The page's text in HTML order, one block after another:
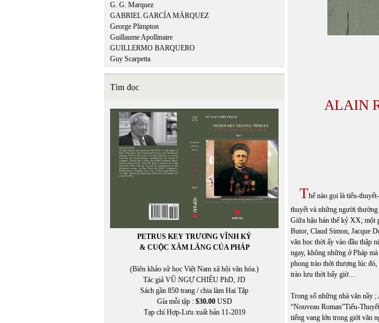
G. G. Marquez
GABRIEL GARCÍA MÁRQUEZ
George Plimpton
Guillaume Apollinaire
GUILLERMO BARQUERO
Guy Scarpetta
Tìm đọc
PETRUS KEY TRƯƠNG VĨNH KÝ
& CUỘC XÂM LĂNG CỦA PHÁP
(Biên khảo sử học Việt Nam xã hội văn hóa.)
Tác giả VŨ NGỰ CHIÊU PhD, JD
Sách gần 850 trang / chia làm Hai Tập
Gía mỗi tập : $30.00USD
Tạp chí Hợp-Lưu xuất bản 11-2019
ALAIN
Thế nào gọi là tiểu-
thuyết và những người thường
Giữa hậu bán thế kỷ XX; một
Butor, Claud Simon, Jacque
văn học thời ấy vào đầu thập
ngay, không những ở Pháp
phong trào thời thượng lúc
trào lưu thời bấy giờ…
Trong số những nhà văn nầy
“Nouveau Roman”Tiểu-
tiếng vang lớn trong giới văn